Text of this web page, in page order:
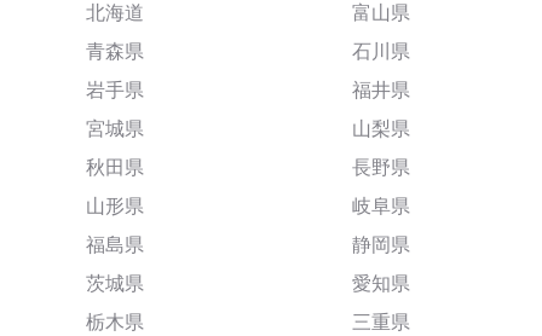
北海道
青森県
岩手県
宮城県
秋田県
山形県
福島県
茨城県
栃木県
富山県
石川県
福井県
山梨県
長野県
岐阜県
静岡県
愛知県
三重県